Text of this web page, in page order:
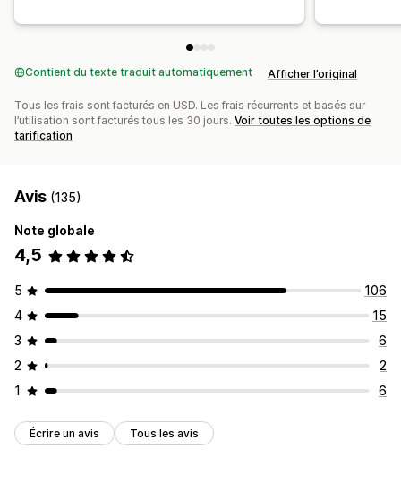
Contient du texte traduit automatiquement Afficher l’original
Tous les frais sont facturés en USD. Les frais récurrents et basés sur
l’utilisation sont facturés tous les 30 jours. Voir toutes les options de
tarification
Avis (135)
Note globale
4,5
5
106
4
15
3
6
2
2
1
6
Écrire un avis Tous les avis